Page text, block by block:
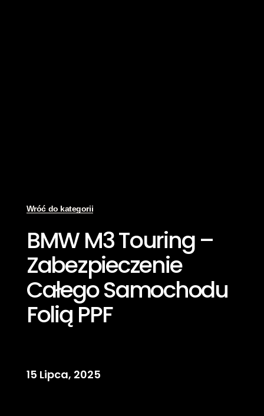
Wróć do kategorii
BMW M3 Touring –
Zabezpieczenie
Całego Samochodu
Folią PPF
15 Lipca, 2025